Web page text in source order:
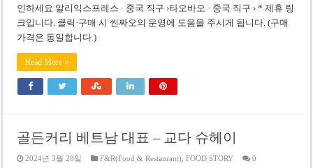
인하세요 알리익스프레스 · 중국 직구 ›타오바오 · 중국 직구 › * 제휴 링
크입니다. 클릭·구매 시 씬짜오의 운영에 도움을 주시게 됩니다. (구매
가격은 동일합니다.)
Read More »
골든커리 베트남 대표 – 교다 슈헤이
2024년 3월 28일 F&R(Food & Restaurant) ,FOOD STORY 0